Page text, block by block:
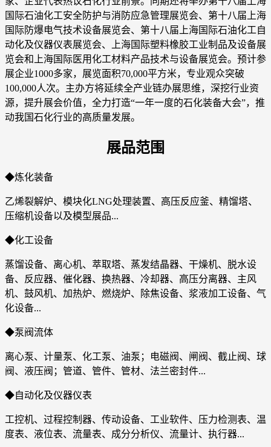
国际石油化工安全防护与消防应急管理展览会、第十八届上海
国际防爆电气技术设备展览会、第十八届上海国际石油化工自
动化及仪器仪表展览会、上海国际塑料橡胶工业制品及设备展
览会和上海国际医用化工材料产品技术与设备展览会。预计参
展企业1000多家，展览面积70,000平方米，专业观众突破
100,000人次。主办方将延续全产业链办展思维，深挖行业资
源，提升展会价值，全力打造“一年一度的石化装备大会”，推
动我国石化行业的高质量发展。
展品范围
◆炼化装备
乙烯裂解炉、模块化LNG处理装置、高压反应釜、精馏塔、
压缩机设备以及模型展品...
◆化工设备
蒸馏设备、离心机、萃取塔、蒸发结晶器、干燥机、脱水设
备、反应器、催化器、换热器、冷却器、高压分离器、主风
机、鼓风机、加热炉、燃烧炉、除焦设备、浆液加工设备、气
化设备...
◆泵阀流体
离心泵、计量泵、化工泵、油泵；电磁阀、闸阀、截止阀、球
阀、液压阀；管道、管件、管材、法兰密封件...
◆自动化及仪器仪表
工控机、过程控制器、传动设备、工业软件、压力检测表、温
度表、液位表、流量表、成分分析仪、流量计、执行器...